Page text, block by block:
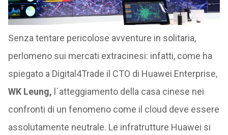
Senza tentare pericolose avventure in solitaria,
perlomeno sui mercati extracinesi: infatti, come ha
spiegato a Digital4Trade il CTO di Huawei Enterprise,
WK Leung, l´atteggiamento della casa cinese nei
confronti di un fenomeno come il cloud deve essere
assolutamente neutrale. Le infratrutture Huawei si